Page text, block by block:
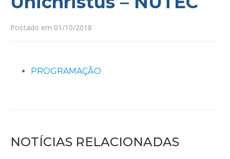
Postado em 01/10/2018
PROGRAMAÇÃO
NOTÍCIAS RELACIONADAS